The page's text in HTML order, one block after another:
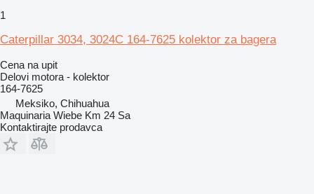
1
Caterpillar 3034, 3024C 164-7625 kolektor za bagera
Cena na upit
Delovi motora - kolektor
164-7625
Meksiko, Chihuahua
Maquinaria Wiebe Km 24 Sa
Kontaktirajte prodavca